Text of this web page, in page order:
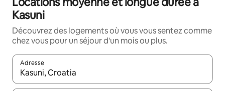
Kasuni
Découvrez des logements où vous vous sentez comme
chez vous pour un séjour d'un mois ou plus.
Adresse
Lorsque les résultats s'affichent, utilisez les flèches vers le